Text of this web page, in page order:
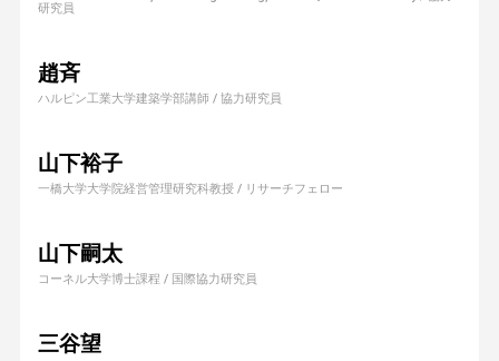
研究員
趙斉
ハルピン工業大学建築学部講師 / 協力研究員
山下裕子
一橋大学大学院経営管理研究科教授 / リサーチフェロー
山下嗣太
コーネル大学博士課程 / 国際協力研究員
三谷望